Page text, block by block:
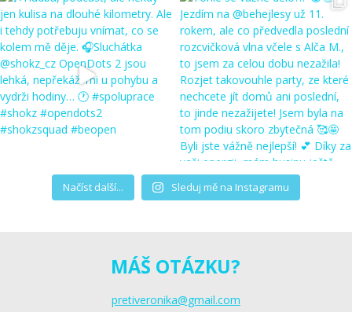
Načíst další... Sleduj mě na Instagramu
MÁŠ OTÁZKU?
pretiveronika@gmail.com